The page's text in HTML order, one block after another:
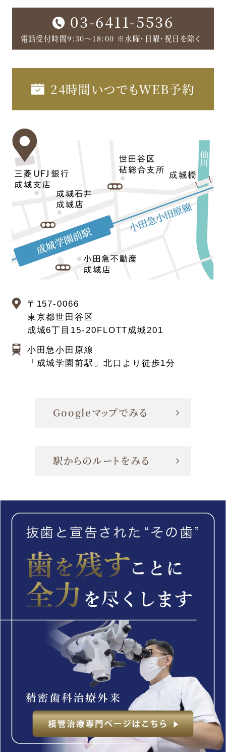
03-6411-5536
電話受付時間9:30〜18:00 ※水曜・日曜・祝日を除く
24時間いつでもWEB予約
〒157-0066
東京都世田谷区
成城6丁目15-20 FLOTT成城201
小田急小田原線
「成城学園前駅」北口より徒歩1分
Googleマップでみる
駅からのルートをみる